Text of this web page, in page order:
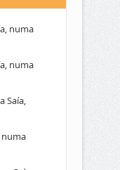
numa
numa
Saía,
numa